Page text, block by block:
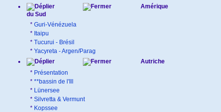
Amérique
du Sud
* Guri-Vénézuela
* Itaipu
* Tucurui - Brésil
* Yacyreta - Argen/Parag
Autriche
* Présentation
* **bassin de l'Ill
* Lünersee
* Silvretta & Vermunt
* Kopssee